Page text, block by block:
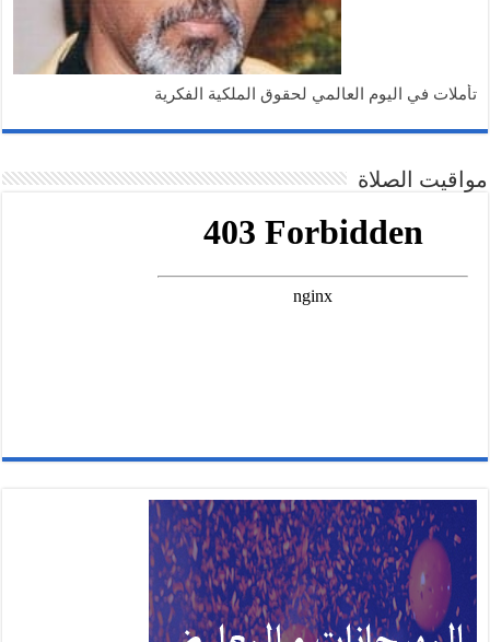
تأملات في اليوم العالمي لحقوق الملكية الفكرية
مواقيت الصلاة